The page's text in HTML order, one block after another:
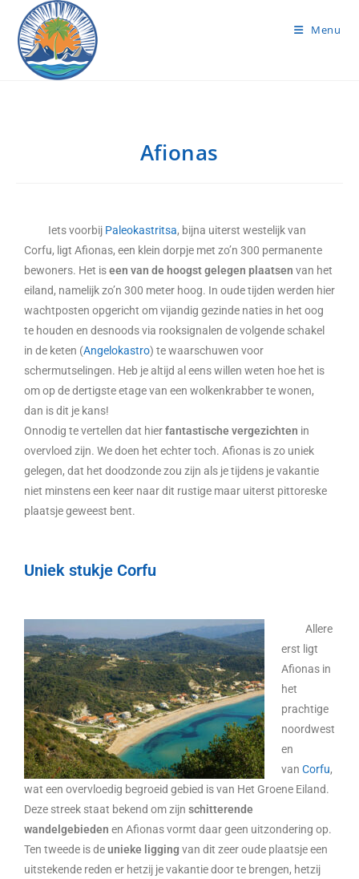
Menu
Afionas
Iets voorbij Paleokastritsa, bijna uiterst westelijk van
Corfu, ligt Afionas, een klein dorpje met zo’n 300 permanente
bewoners. Het iseen van de hoogst gelegen plaatsen van het
eiland, namelijk zo’n 300 meter hoog. In oude tijden werden hier
wachtposten opgericht om vijandig gezinde naties in het oog
te houden en desnoods via rooksignalen de volgende schakel
in de keten (Angelokastro) te waarschuwen voor
schermutselingen. Heb je altijd al eens willen weten hoe het is
om op de dertigste etage van een wolkenkrabber te wonen,
dan is dit je kans!
Onnodig te vertellen dat hierfantastische vergezichten in
overvloed zijn. We doen het echter toch. Afionas is zo uniek
gelegen, dat het doodzonde zou zijn als je tijdens je vakantie
niet minstens een keer naar dit rustige maar uiterst pittoreske
plaatsje geweest bent.
Uniek stukje Corfu
Allere
erst ligt
Afionas in
het
prachtige
noordwest
en
van Corfu,
wat een overvloedig begroeid gebied is van Het Groene Eiland.
Deze streek staat bekend om zijn schitterende
wandelgebieden en Afionas vormt daar geen uitzondering op.
Ten tweede is deunieke ligging van dit zeer oude plaatsje een
uitstekende reden er hetzij je vakantie door te brengen, hetzij